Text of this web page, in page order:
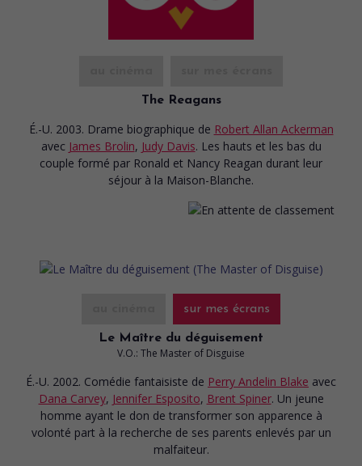
The Reagans
É.-U. 2003. Drame biographique de Robert Allan Ackerman
avec James Brolin, Judy Davis. Les hauts et les bas du
couple formé par Ronald et Nancy Reagan durant leur
séjour à la Maison-Blanche.
sur mes écrans
Le Maître du déguisement
V.O.: The Master of Disguise
É.-U. 2002. Comédie fantaisiste de Perry Andelin Blake avec
Dana Carvey, Jennifer Esposito, Brent Spiner. Un jeune
homme ayant le don de transformer son apparence à
volonté part à la recherche de ses parents enlevés par un
malfaiteur.